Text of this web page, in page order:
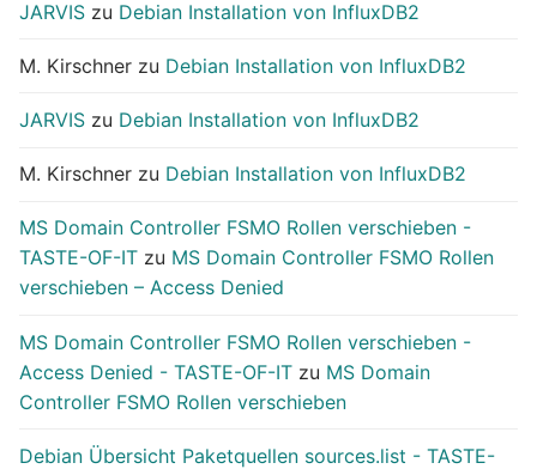
JARVIS zu Debian Installation von InfluxDB2
M. Kirschner zu Debian Installation von InfluxDB2
JARVIS zu Debian Installation von InfluxDB2
M. Kirschner zu Debian Installation von InfluxDB2
MS Domain Controller FSMO Rollen verschieben -
TASTE-OF-IT zu MS Domain Controller FSMO Rollen
verschieben – Access Denied
MS Domain Controller FSMO Rollen verschieben -
Access Denied - TASTE-OF-IT zu MS Domain
Controller FSMO Rollen verschieben
Debian Übersicht Paketquellen sources.list - TASTE-